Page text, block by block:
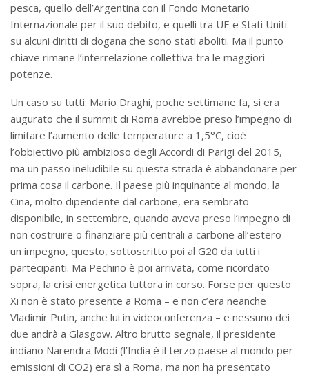
pesca, quello dell’Argentina con il Fondo Monetario
Internazionale per il suo debito, e quelli tra UE e Stati Uniti
su alcuni diritti di dogana che sono stati aboliti. Ma il punto
chiave rimane l’interrelazione collettiva tra le maggiori
potenze.
Un caso su tutti: Mario Draghi, poche settimane fa, si era
augurato che il summit di Roma avrebbe preso l’impegno di
limitare l’aumento delle temperature a 1,5°C, cioè
l’obbiettivo più ambizioso degli Accordi di Parigi del 2015,
ma un passo ineludibile su questa strada è abbandonare per
prima cosa il carbone. Il paese più inquinante al mondo, la
Cina, molto dipendente dal carbone, era sembrato
disponibile, in settembre, quando aveva preso l’impegno di
non costruire o finanziare più centrali a carbone all’estero –
un impegno, questo, sottoscritto poi al G20 da tutti i
partecipanti. Ma Pechino è poi arrivata, come ricordato
sopra, la crisi energetica tuttora in corso. Forse per questo
Xi non è stato presente a Roma – e non c’era neanche
Vladimir Putin, anche lui in videoconferenza – e nessuno dei
due andrà a Glasgow. Altro brutto segnale, il presidente
indiano Narendra Modi (l’India è il terzo paese al mondo per
emissioni di CO2) era sì a Roma, ma non ha presentato